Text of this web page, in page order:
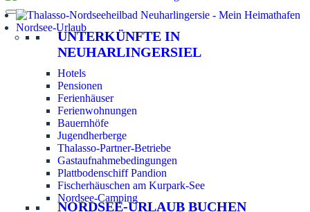
Nordsee-Urlaub
UNTERKÜNFTE IN
NEUHARLINGERSIEL
Hotels
Pensionen
Ferienhäuser
Ferienwohnungen
Bauernhöfe
Jugendherberge
Thalasso-Partner-Betriebe
Gastaufnahmebedingungen
Plattbodenschiff Pandion
Fischerhäuschen am Kurpark-See
Nordsee-Camping
NORDSEE-URLAUB BUCHEN